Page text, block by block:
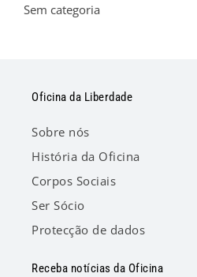
Sem categoria
Oficina da Liberdade
Sobre nós
História da Oficina
Corpos Sociais
Ser Sócio
Protecção de dados
Receba notícias da Oficina